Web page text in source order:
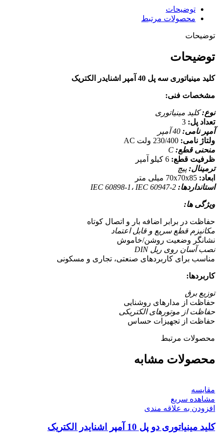
توضیحات
محصولات مرتبط
توضیحات
توضیحات
کلید مینیاتوری سه پل 40 آمپر اشنایدر الکتریک
مشخصات فنی:
نوع:کلید مینیاتوری
تعداد پل:
آمپر نامی:
ولتاژ نامی:
منحنی قطع:
ظرفیت قطع:
ترمینال:پیچ
ابعاد:
استانداردها:
ویژگی ها:
حفاظت در برابر اضافه بار و اتصال کوتاه
مکانیزم قطع سریع و قابل اعتماد
نشانگر وضعیت روشن/خاموش
نصب آسان روی ریل DIN
مناسب برای کاربردهای صنعتی، تجاری و مسکونی
کاربردها:
توزیع برق
حفاظت از مدارهای روشنایی
حفاظت از موتورهای الکتریکی
حفاظت از تجهیزات حساس
محصولات مرتبط
محصولات مشابه
مقایسه
مشاهده سریع
افزودن به علاقه مندی
کلید مينياتوری دو پل 10 آمپر اشنایدر الکتریک